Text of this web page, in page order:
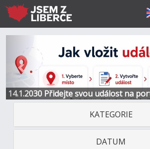
14.1.2030 Přidejte svou událost na
Informace a kontakt
KATEGORIE
DATUM